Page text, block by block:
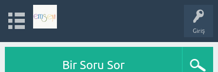
Giriş
Bir Soru Sor